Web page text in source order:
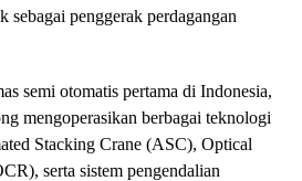
sebagai penggerak perdagangan
semi otomatis pertama di Indonesia,
mengoperasikan berbagai teknologi
Stacking Crane (ASC), Optical
serta sistem pengendalian